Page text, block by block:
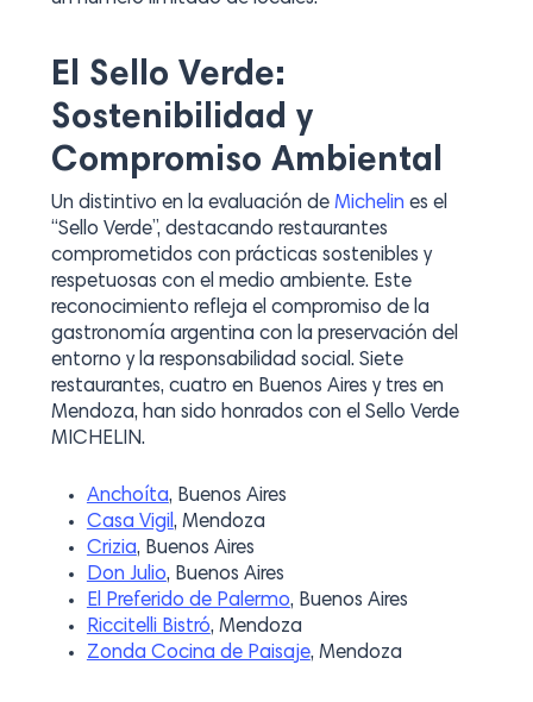
El Sello Verde:
Sostenibilidad y
Compromiso Ambiental
Un distintivo en la evaluación de Michelin es el
“Sello Verde”, destacando restaurantes
comprometidos con prácticas sostenibles y
respetuosas con el medio ambiente. Este
reconocimiento refleja el compromiso de la
gastronomía argentina con la preservación del
entorno y la responsabilidad social. Siete
restaurantes, cuatro en Buenos Aires y tres en
Mendoza, han sido honrados con el Sello Verde
MICHELIN.
Anchoíta, Buenos Aires
Casa Vigil, Mendoza
Crizia, Buenos Aires
Don Julio, Buenos Aires
El Preferido de Palermo, Buenos Aires
Riccitelli Bistró, Mendoza
Zonda Cocina de Paisaje, Mendoza